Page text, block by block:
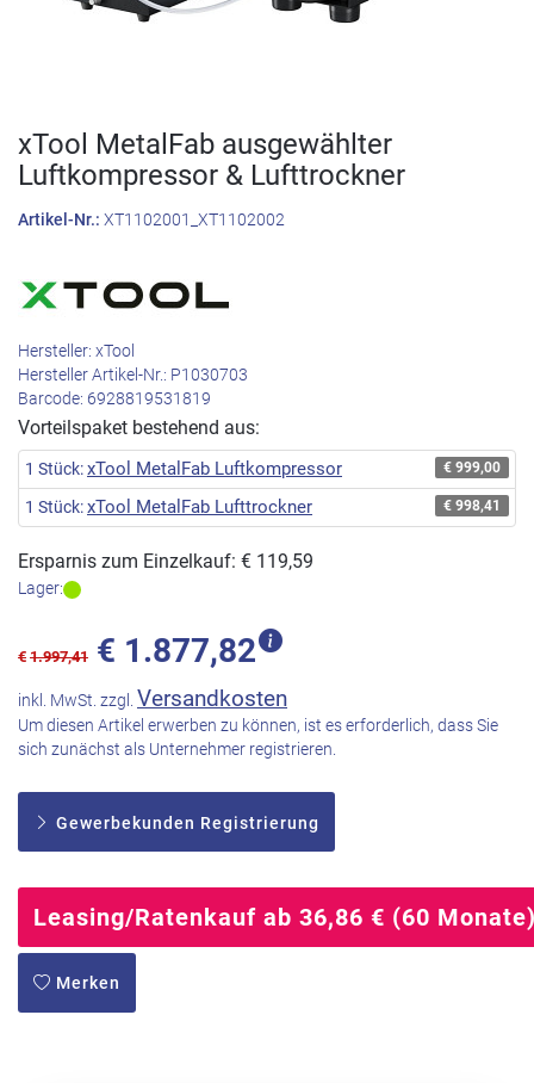
xTool MetalFab ausgewählter
Luftkompressor & Lufttrockner
Artikel-Nr.: XT1102001_XT1102002
Hersteller: xTool
Hersteller Artikel-Nr.: P1030703
Barcode: 6928819531819
Vorteilspaket bestehend aus:
1 Stück:xTool MetalFab Luftkompressor € 999,00
1 Stück:xTool MetalFab Lufttrockner € 998,41
Ersparnis zum Einzelkauf: € 119,59
Lager:
€ 1.997,41 € 1.877,82
inkl. MwSt. zzgl. Versandkosten
Um diesen Artikel erwerben zu können, ist es erforderlich, dass Sie
sich zunächst als Unternehmer registrieren.
Gewerbekunden Registrierung
Leasing/Ratenkauf ab 36,86 € (60
Merken